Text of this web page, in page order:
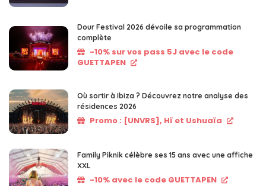
Dour Festival 2026 dévoile sa programmation
complète
-10% sur vos pass 5J avec le code
GUETTAPEN
Où sortir à Ibiza ? Découvrez notre analyse des
résidences 2026
Promo : [UNVRS], Hï et Ushuaïa
Family Piknik célèbre ses 15 ans avec une affiche
XXL
-10% avec le code GUETTAPEN